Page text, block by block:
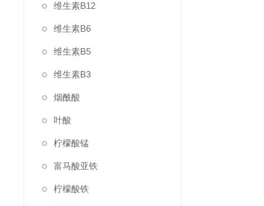
维生素B12
维生素B6
维生素B5
维生素B3
烟酰酸
叶酸
柠檬酸锰
富马酸亚铁
柠檬酸铁